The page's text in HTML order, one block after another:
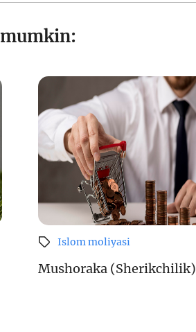
Islom moliyasi
Mushoraka (Sherikchilik)